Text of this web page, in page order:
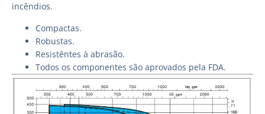
incêndios.
Compactas.
Robustas.
Resistêntes à abrasão.
Todos os componentes são aprovados pela FDA.